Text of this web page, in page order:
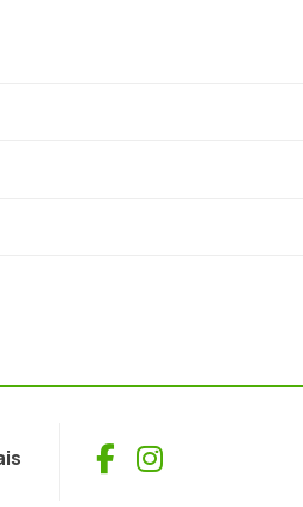
Facebook
Instagram